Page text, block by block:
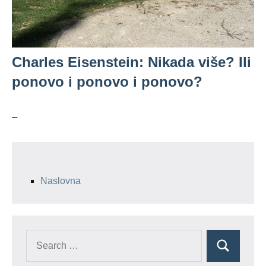
Charles Eisenstein: Nikada više? Ili
ponovo i ponovo i ponovo?
–
Naslovna
Search